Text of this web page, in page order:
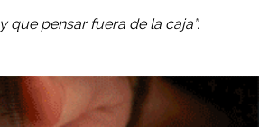
que pensar fuera de la caja”.